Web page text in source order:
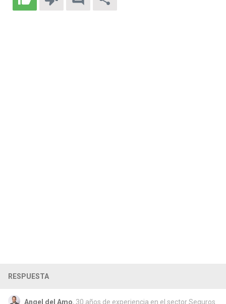
RESPUESTA
Angel del Amo, 30 años de experiencia en el sector Seguros